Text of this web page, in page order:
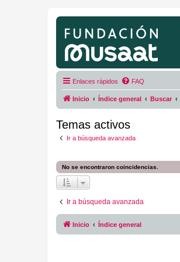
Enlaces rápidos FAQ
Inicio Índice general Buscar
Temas activos
Ir a búsqueda avanzada
No se encontraron coincidencias.
Ir a búsqueda avanzada
Inicio Índice general